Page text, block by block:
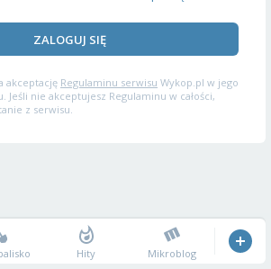
ZALOGUJ SIĘ
akceptację Regulaminu serwisu Wykop.pl w jego
nie akceptujesz Regulaminu w całości,
z serwisu.
Hity Mikroblog